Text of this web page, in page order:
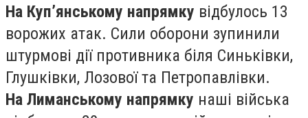
На Куп’янському напрямку відбулось 13
ворожих атак. Сили оборони зупинили
штурмові дії противника біля Синьківки,
Глушківки, Лозової та Петропавлівки.
На Лиманському напрямку наші війська